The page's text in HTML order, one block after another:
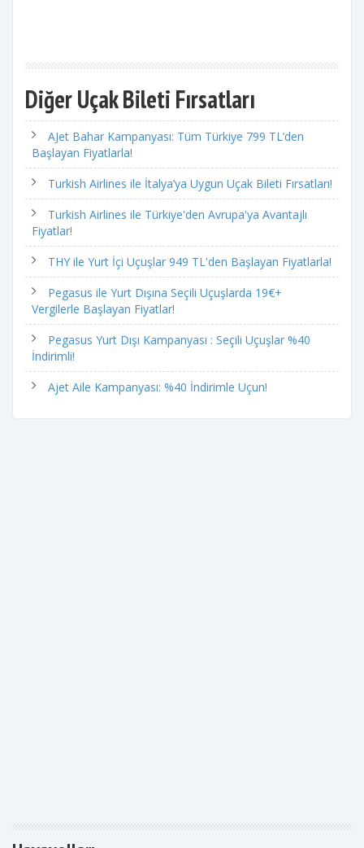
Diğer Uçak Bileti Fırsatları
AJet Bahar Kampanyası: Tüm Türkiye 799 TL’den
Başlayan Fiyatlarla!
Turkish Airlines ile İtalya’ya Uygun Uçak Bileti Fırsatları!
Turkish Airlines ile Türkiye'den Avrupa'ya Avantajlı
Fiyatlar!
THY ile Yurt İçi Uçuşlar 949 TL'den Başlayan Fiyatlarla!
Pegasus ile Yurt Dışına Seçili Uçuşlarda 19€+
Vergilerle Başlayan Fiyatlar!
Pegasus Yurt Dışı Kampanyası : Seçili Uçuşlar %40
İndirimli!
Ajet Aile Kampanyası: %40 İndirimle Uçun!